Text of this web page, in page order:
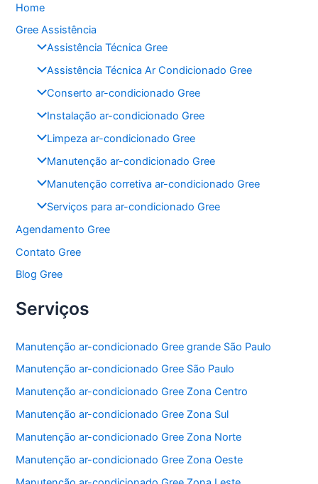
c
e
b
o
o
k
itt
er s
A
p
p
l
e
Home
Gree Assistência
Assistência Técnica Gree
Assistência Técnica Ar Condicionado Gree
Conserto ar-condicionado Gree
Instalação ar-condicionado Gree
Limpeza ar-condicionado Gree
Manutenção ar-condicionado Gree
Manutenção corretiva ar-condicionado Gree
Serviços para ar-condicionado Gree
Agendamento Gree
Contato Gree
Blog Gree
Serviços
Manutenção ar-condicionado Gree grande São Paulo
Manutenção ar-condicionado Gree São Paulo
Manutenção ar-condicionado Gree Zona Centro
Manutenção ar-condicionado Gree Zona Sul
Manutenção ar-condicionado Gree Zona Norte
Manutenção ar-condicionado Gree Zona Oeste